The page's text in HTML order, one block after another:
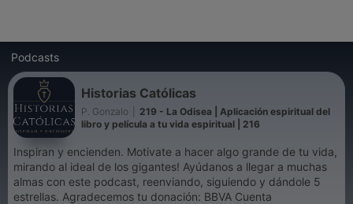
Podcasts
Historias Católicas
P. Gonzalo
219 - La Odisea | Aplicación espiritual del
libro y película a tu vida espiritual | 216
Inspiran y encienden. Motivate a hacer algo grande de tu vida,
mirando al ideal de los gigantes! Ayúdanos a llegar a muchas
almas con este podcast, reenviando, siguiendo y dándole 5
estrellas. Agradecemos tu donación: BBVA Cuenta